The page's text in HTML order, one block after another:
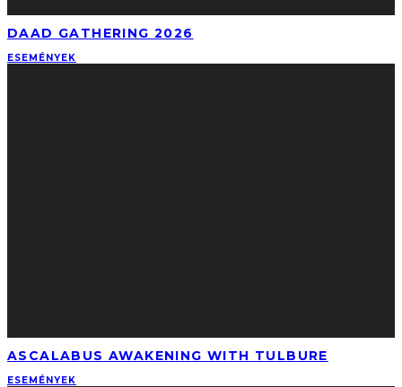
DAAD GATHERING 2026
ESEMÉNYEK
ASCALABUS AWAKENING WITH TULBURE
ESEMÉNYEK